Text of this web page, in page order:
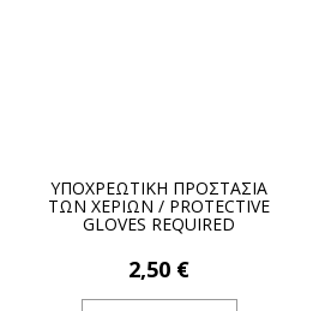
ΥΠΟΧΡΕΩΤΙΚΗ ΠΡΟΣΤΑΣΙΑ
ΤΩΝ ΧΕΡΙΩΝ / PROTECTIVE
GLOVES REQUIRED
2,50 €